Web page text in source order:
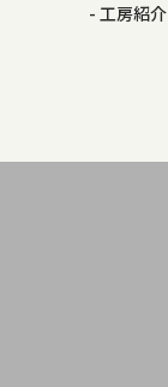
工房紹介